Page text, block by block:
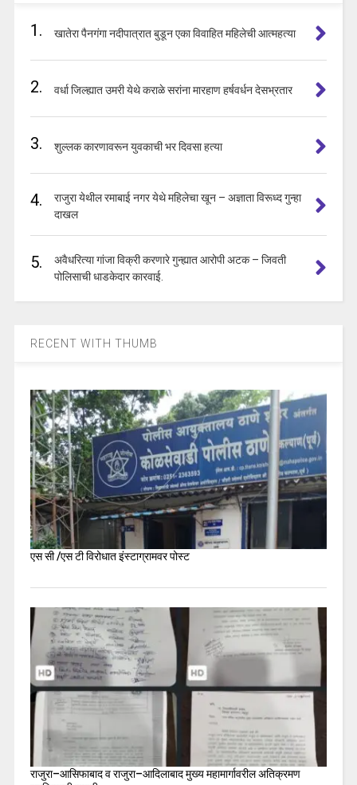
1. खातेरा पैनगंगा नदीपात्रात बुडून एका विवाहित महिलेची आत्महत्या
2. वर्धा जिल्ह्यात उमरी येथे कराळे सरांना मारहाण हर्षवर्धन देसभ्रतार
3. शुल्लक कारणावरून युवकाची भर दिवसा हत्या
4.
राजुरा येथील रमाबाई नगर येथे महिलेचा खून – अज्ञाता विरूध्द गुन्हा
दाखल
5.
अवैधरित्या गांजा विक्री करणारे गुन्ह्यात आरोपी अटक – जिवती
पोलिसाची धाडकेदार कारवाई.
RECENT WITH THUMB
एस सी /एस टी विरोधात इंस्टाग्रामवर पोस्ट
राजुरा–आसिफाबाद व राजुरा–आदिलाबाद मुख्य महामार्गावरील अतिक्रमण